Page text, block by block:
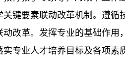
要素联动改革机制。遵循
改革。发挥专业的基础作
专业人才培养目标及各项